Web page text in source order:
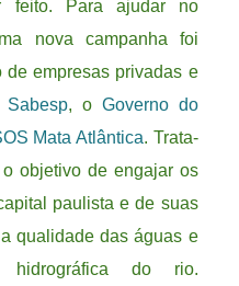
feito. Para ajudar no
nova campanha foi
de empresas privadas e
Sabesp, o Governo do
Mata Atlântica. Trata-
objetivo de engajar os
paulista e de suas
qualidade das águas e
hidrográfica do rio.